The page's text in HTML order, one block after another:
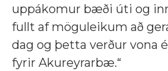
uppákomur bæði úti og
fullt af möguleikum að
dag og þetta verður vona
fyrir Akureyrarbæ.“